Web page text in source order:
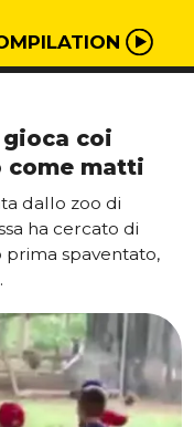
coi
come matti
dallo zoo di
ha cercato di
prima spaventato,